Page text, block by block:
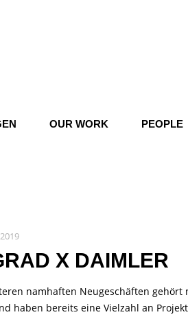
OUR WORK PEOPLE
X DAIMLER
namhaften Neugeschäften gehört
haben bereits eine Vielzahl an